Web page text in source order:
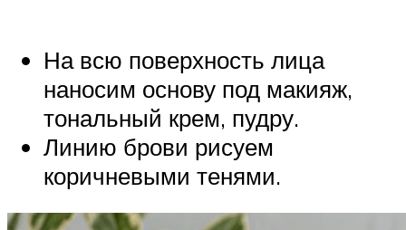
На всю поверхность лица
наносим основу под макияж,
тональный крем, пудру.
Линию брови рисуем
коричневыми тенями.